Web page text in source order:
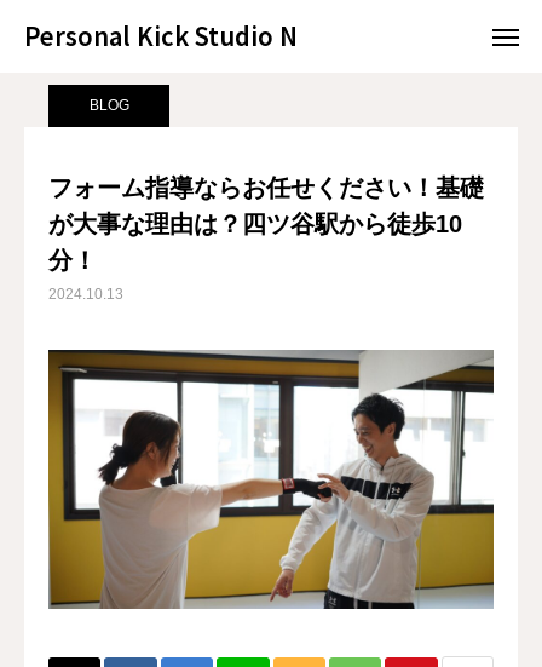
Personal Kick Studio N
サンプルページ BLOG フォーム指導ならお任せください！基礎が大事な理由は？四ツ谷駅から徒歩10分！
BLOG
フォーム指導ならお任せください！基礎
が大事な理由は？四ツ谷駅から徒歩10
分！
2024.10.13
Personal Kick Studio N
BLOG CONTACT
ホットペッパー
CONCEPT
ACCESS